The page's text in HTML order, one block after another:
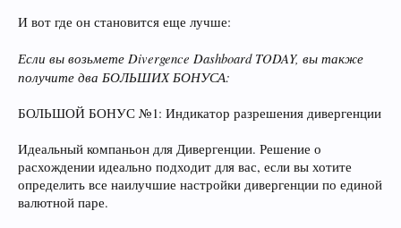
И вот где он становится еще лучше:
Если вы возьмете Divergence Dashboard TODAY, вы также
получите два БОЛЬШИХ БОНУСА:
БОЛЬШОЙ БОНУС №1: Индикатор разрешения дивергенции
Идеальный компаньон для Дивергенции. Решение о
расхождении идеально подходит для вас, если вы хотите
определить все наилучшие настройки дивергенции по единой
валютной паре.